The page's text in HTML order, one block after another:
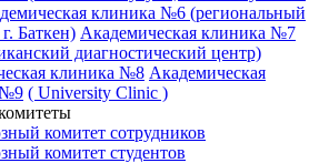
клиника №6 (региональный
Баткен) Академическая клиника №7
диагностический центр)
клиника №8 Академическая
№9 ( University Clinic )
комитет сотрудников
комитет студентов